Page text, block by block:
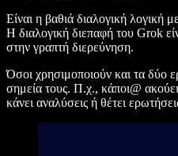
Είναι η βαθιά διαλογική λογική
Η διαλογική διεπαφή του Grok
στην γραπτή διερεύνηση.
Όσοι χρησιμοποιούν και τα δύο
σημεία τους. Π.χ., κάποι@
κάνει αναλύσεις ή θέτει